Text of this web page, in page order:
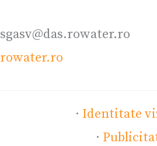
sgasv@das.rowater.ro
rowater.ro
· Identitate
·